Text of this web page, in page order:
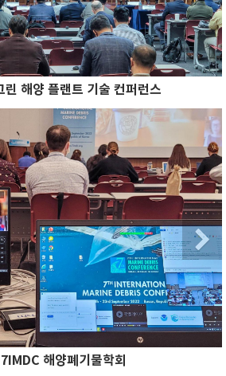
린 해양 플랜트 기술 컨퍼런스
해양폐기물학회